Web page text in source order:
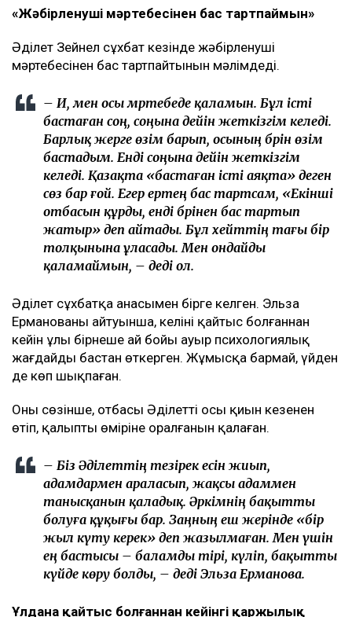
ТАҒЫ ДА ОҚЫҢЫЗДАР
«Жедел жәрдем мен өрт сөндірушілер кіре алмайды»:
Астана тұрғындары құрылысқа наразы
рет сынақтан өтті
"Шал, кет!" ұранының авторы Ермек Нарымбай 2,5
жылға сотталды
«Жәбірленуші мәртебесінен бас тартпаймын»
Әділет Зейнел сұхбат кезінде жәбірленуші
мәртебесінен бас тартпайтынын мәлімдеді.
– Иә, мен осы мәртебеде қаламын. Бұл істі
Барлық жерге өзім барып, осының бәрін өзім
бастадым. Енді соңына дейін жеткізгім
келеді. Қазақта «бастаған істі аяқта» деген
сөз бар ғой. Егер ертең бас тартсам, «Екінші
отбасын құрды, енді бәрінен бас тартып
толқынына ұласады. Мен ондайды
қаламаймын, – деді ол.
Әділет сұхбатқа анасымен бірге келген. Эльза
Ерманованың айтуынша, келіні қайтыс болғаннан
кейін ұлы бірнеше ай бойы ауыр психологиялық
жағдайды бастан өткерген. Жұмысқа бармай, үйден
де көп шықпаған.
Оның сөзінше, отбасы Әділеттің осы қиын кезеңнен